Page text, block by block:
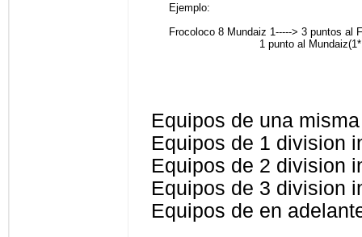
Ejemplo:
Frocoloco 8 Mundaiz 1-----> 3 puntos al
1 punto al
Equipos de una
Equipos de 1 division
Equipos de 2 division
Equipos de 3 division
Equipos de en